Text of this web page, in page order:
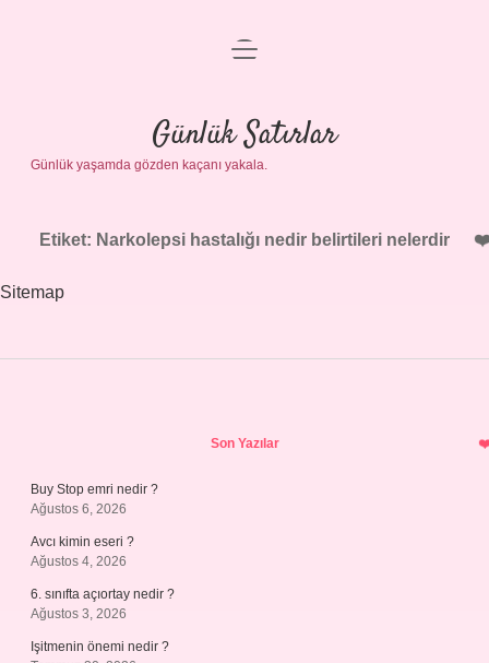
Anasayfa
Gizlilik Politikası
Yasal Uyarı
menüyü
Günlük Satırlar
Günlük yaşamda gözden kaçanı yakala.
Etiket: Narkolepsi hastalığı nedir belirtileri nelerdir
Sitemap
Son Yazılar
Buy Stop emri nedir ?
Ağustos 6, 2026
Avcı kimin eseri ?
Ağustos 4, 2026
6. sınıfta açıortay nedir ?
Ağustos 3, 2026
Işitmenin önemi nedir ?